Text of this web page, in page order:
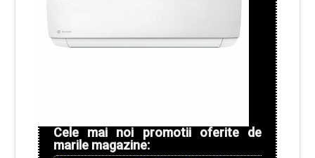
Cele mai noi promotii oferite de
marile magazine: